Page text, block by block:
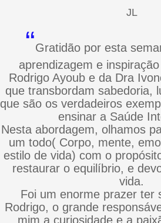
JL
“Gratidão por esta
aprendizagem e
Rodrigo Ayoub e da Dra
que transbordam sabedoria,
que são os verdadeiros
ensinar a Saúde
Nesta abordagem, olhamos
um todo( Corpo, mente,
estilo de vida) com o
restaurar o equilíbrio, e
vida.
Foi um enorme prazer ter
Rodrigo, o grande
mim a curiosidade e a